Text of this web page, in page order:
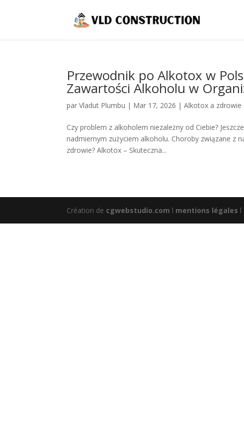
Przewodnik po Alkotox w
Zawartości Alkoholu w
parVladut Plumbu | Mar 17, 2026 |Alkotox a zdrowie
Czy problem z alkoholem niezależny od Ciebie?
nadmiernym zużyciem alkoholu. Choroby związane z
zdrowie? Alkotox – Skuteczna...
Création de cgwebstudio.com l mentions légales l